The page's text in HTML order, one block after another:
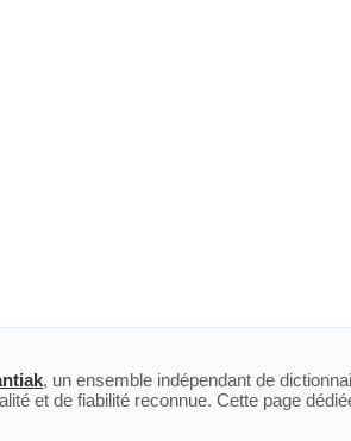
, un ensemble indépendant de
et de fiabilité reconnue. Cette page